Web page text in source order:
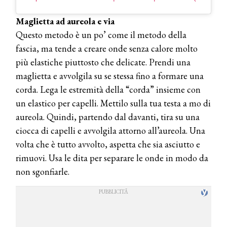
Maglietta ad aureola e via
Questo metodo è un po’ come il metodo della
fascia, ma tende a creare onde senza calore molto
più elastiche piuttosto che delicate. Prendi una
maglietta e avvolgila su se stessa fino a formare una
corda. Lega le estremità della “corda” insieme con
un elastico per capelli. Mettilo sulla tua testa a mo di
aureola. Quindi, partendo dal davanti, tira su una
ciocca di capelli e avvolgila attorno all’aureola. Una
volta che è tutto avvolto, aspetta che sia asciutto e
rimuovi. Usa le dita per separare le onde in modo da
non sgonfiarle.